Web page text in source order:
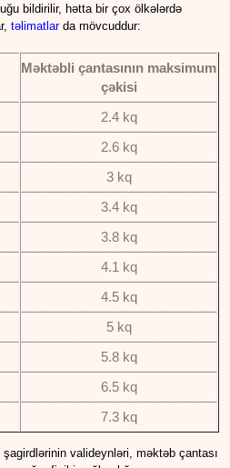
bildirilir, hətta bir çox ölkələrdə
təlimatlarda mövcuddur:
Məktəbli çantasının maksimum
çəkisi
2.4 kq
2.6 kq
3 kq
3.4 kq
3.8 kq
4.1 kq
4.5 kq
5 kq
5.8 kq
6.5 kq
7.3 kq
valideynləri, məktəb çantası